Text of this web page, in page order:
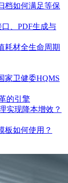
档如何满足等保
、PDF生成与
耗材全生命周期
家卫健委HQMS
的引擎
实现降本增效？
板如何使用？